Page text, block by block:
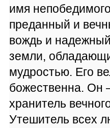
имя
преданный и
вождь и
земли,
мудростью. Его
божественна. Он
хранитель
Утешитель всех